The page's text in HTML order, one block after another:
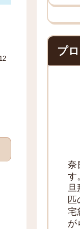
プ
奈
す
旦
匹
宅
が